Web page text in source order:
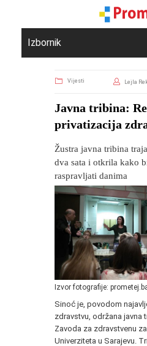
Izbornik
Vijesti Lejla
Javna tribina:
privatizacija
Žustra javna tribina
dva sata i otkrila kako
raspravljati danima
Izvor fotografije:
Sinoć je, povodom
zdravstvu, održana javna
Zavoda za zdravstvenu
Univerziteta u Sarajevu.